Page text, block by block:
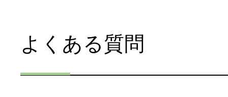
よくある質問